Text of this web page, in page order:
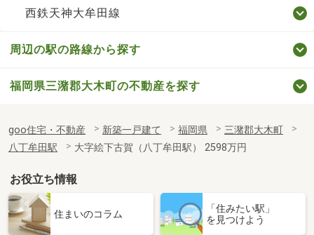
西鉄天神大牟田線
周辺の駅の路線から探す
福岡県三潴郡大木町の不動産を探す
goo住宅・不動産 新築一戸建て 福岡県
三潴郡大木町
八丁牟田駅
大字絵下古賀（八丁牟田駅） 2598万円
お役立ち情報
住まいのコラム
「住みたい駅」
を見つけよう